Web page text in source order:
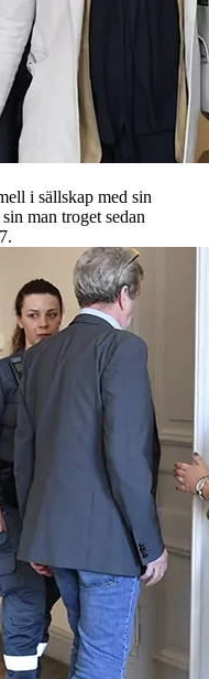
i sällskap med sin
man troget sedan